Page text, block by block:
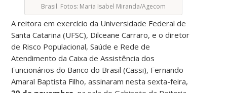
Brasil. Fotos: Maria Isabel Miranda/Agecom
A reitora em exercício da Universidade Federal de
Santa Catarina (UFSC), Dilceane Carraro, e o diretor
de Risco Populacional, Saúde e Rede de
Atendimento da Caixa de Assistência dos
Funcionários do Banco do Brasil (Cassi), Fernando
Amaral Baptista Filho, assinaram nesta sexta-feira,